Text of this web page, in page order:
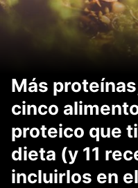
Más
cinco
proteico que
dieta (y 11
incluirlos en